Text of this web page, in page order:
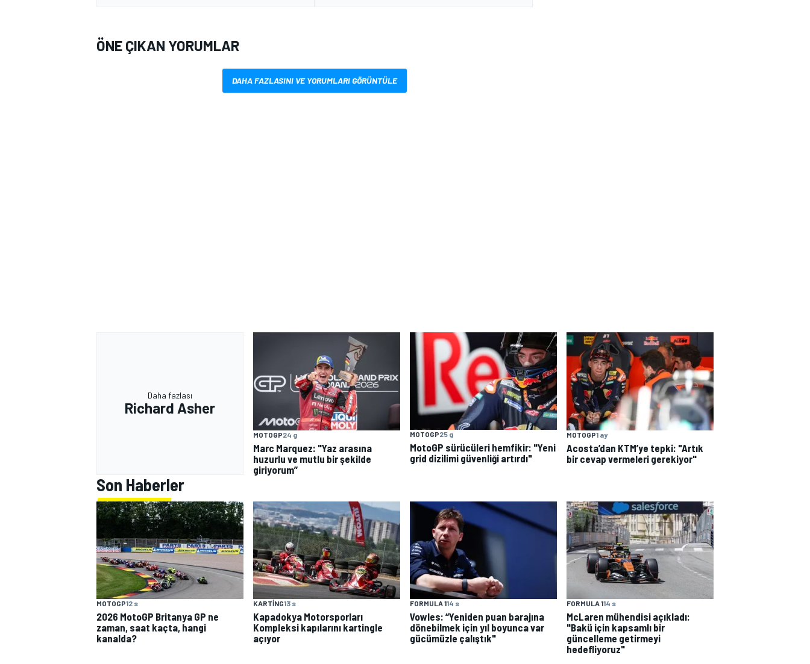
ÖNE ÇIKAN YORUMLAR
DAHA FAZLASINI VE YORUMLARI GÖRÜNTÜLE
Daha fazlası
Richard Asher
MOTOGP24 g
Marc Marquez: "Yaz arasına
huzurlu ve mutlu bir şekilde
giriyorum”
MOTOGP25 g
MotoGP sürücüleri hemfikir: "Yeni
grid dizilimi güvenliği artırdı"
MOTOGP1 ay
Acosta’dan KTM’ye tepki: "Artık
bir cevap vermeleri gerekiyor"
Son Haberler
MOTOGP12 s
2026 MotoGP Britanya GP ne
zaman, saat kaçta, hangi
kanalda?
KARTING13 s
Kapadokya Motorsporları
Kompleksi kapılarını kartingle
açıyor
FORMULA 114 s
Vowles: “Yeniden puan barajına
dönebilmek için yıl boyunca var
gücümüzle çalıştık"
FORMULA 114 s
McLaren mühendisi açıkladı:
"Bakü için kapsamlı bir
güncelleme getirmeyi
hedefliyoruz"